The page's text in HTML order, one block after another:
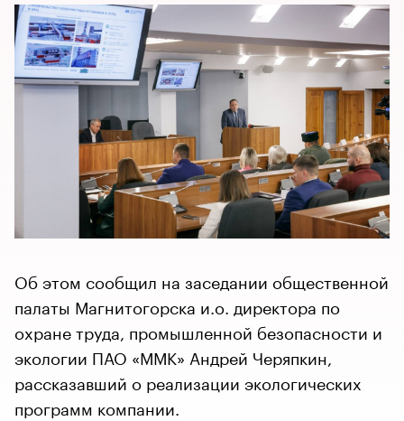
Об этом сообщил на заседании общественной
палаты Магнитогорска и.о. директора по
охране труда, промышленной безопасности и
экологии ПАО «ММК» Андрей Черяпкин,
рассказавший о реализации экологических
программ компании.